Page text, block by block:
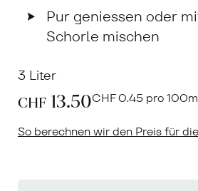
Pur geniessen oder
Schorle mischen
3 Liter
CHF 13.50CHF0.45 pro
So berechnen wir den Preis für